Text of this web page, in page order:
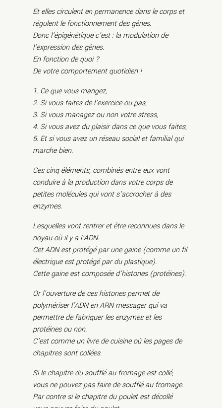
Et elles circulent en permanence dans le corps et
régulent le fonctionnement des gènes.
Donc l’épigénétique c’est : la modulation de
l’expression des gènes.
En fonction de quoi ?
De votre comportement quotidien !
1. Ce que vous mangez,
2. Si vous faites de l’exercice ou pas,
3. Si vous managez ou non votre stress,
4. Si vous avez du plaisir dans ce que vous faites,
5. Et si vous avez un réseau social et familial qui
marche bien.
Ces cinq éléments, combinés entre eux vont
conduire à la production dans votre corps de
petites molécules qui vont s’accrocher à des
enzymes.
Lesquelles vont rentrer et être reconnues dans le
noyau où il y a l’ADN.
Cet ADN est protégé par une gaine (comme un fil
électrique est protégé par du plastique).
Cette gaine est composée d’histones (protéines).
Or l’ouverture de ces histones permet de
polymériser l’ADN en ARN messager qui va
permettre de fabriquer les enzymes et les
protéines ou non.
C’est comme un livre de cuisine où les pages de
chapitres sont collées.
Si le chapitre du soufflé au fromage est collé,
vous ne pouvez pas faire de soufflé au fromage.
Par contre si le chapitre du poulet est décollé